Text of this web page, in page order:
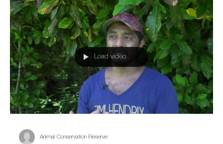
Load video
Animal Conservation Reserve